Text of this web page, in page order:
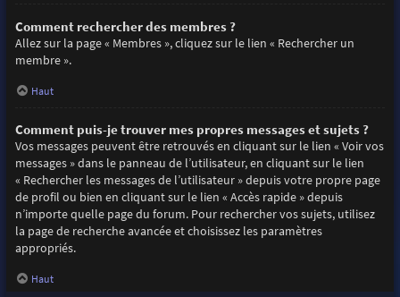
Comment rechercher des membres ?
Allez sur la page « Membres », cliquez sur le lien « Rechercher un
membre ».
Haut
Comment puis-je trouver mes propres messages et sujets ?
Vos messages peuvent être retrouvés en cliquant sur le lien « Voir vos
messages » dans le panneau de l’utilisateur, en cliquant sur le lien
« Rechercher les messages de l’utilisateur » depuis votre propre page
de profil ou bien en cliquant sur le lien « Accès rapide » depuis
n’importe quelle page du forum. Pour rechercher vos sujets, utilisez
la page de recherche avancée et choisissez les paramètres
appropriés.
Haut